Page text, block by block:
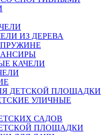
ИЗ ДЕРЕВА
КАЧЕЛИ
ДЕТСКОЙ ПЛОЩАДКИ
УЛИЧНЫЕ
САДОВ
ПЛОЩАДКИ